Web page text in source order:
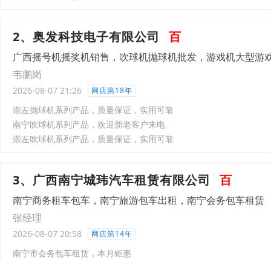
2、奥发科技电子有限公司 百
广西摇号机摇奖机销售，吹球机抛球机批发，游戏机大型游
韦鹏岗
2026-08-07 21:26 网店第18年
崇左抛球机系列产品，质量保证，实用可靠
南宁吹球机系列产品，欢迎新老客户来电
崇左吹球机系列产品，质量保证，实用可靠
3、广西南宁城玮汽车租赁有限公司 百
南宁商务租车包车，南宁旅游包车出租，南宁会务包车租赁
张经理
2026-08-07 20:58 网店第14年
南宁市会务包车租赁，本月钜惠